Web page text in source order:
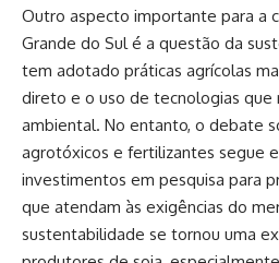
Outro aspecto importante para a
Grande do Sul é a questão da
tem adotado práticas agrícolas
direto e o uso de tecnologias que
ambiental. No entanto, o debate
agrotóxicos e fertilizantes segue
investimentos em pesquisa para
que atendam às exigências do
sustentabilidade se tornou uma